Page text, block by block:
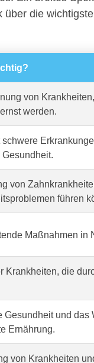
die
von
werden.
schwere
von
führen
Maßnahmen in
Krankheiten, die
Gesundheit und das
Ernährung.
von Krankheiten